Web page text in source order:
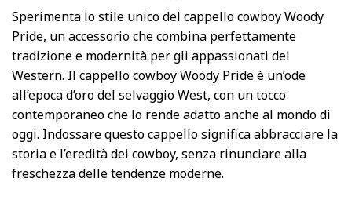
Sperimenta lo stile unico del cappello cowboy Woody
Pride, un accessorio che combina perfettamente
tradizione e modernità per gli appassionati del
Western. Il cappello cowboy Woody Pride è un’ode
all’epoca d’oro del selvaggio West, con un tocco
contemporaneo che lo rende adatto anche al mondo di
oggi. Indossare questo cappello significa abbracciare la
storia e l’eredità dei cowboy, senza rinunciare alla
freschezza delle tendenze moderne.